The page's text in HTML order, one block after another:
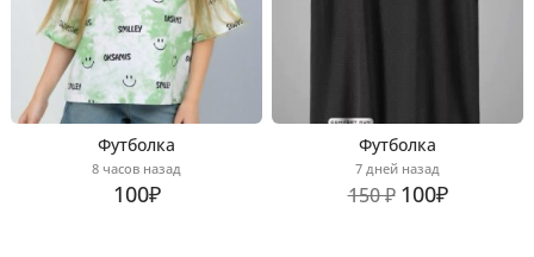
Футболка
8 часов назад
100₽
Футболка
7 дней назад
150 ₽ 100₽